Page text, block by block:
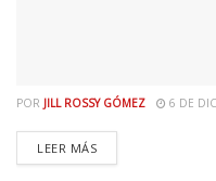
POR JILL ROSSY GÓMEZ 6 DE
LEER MÁS